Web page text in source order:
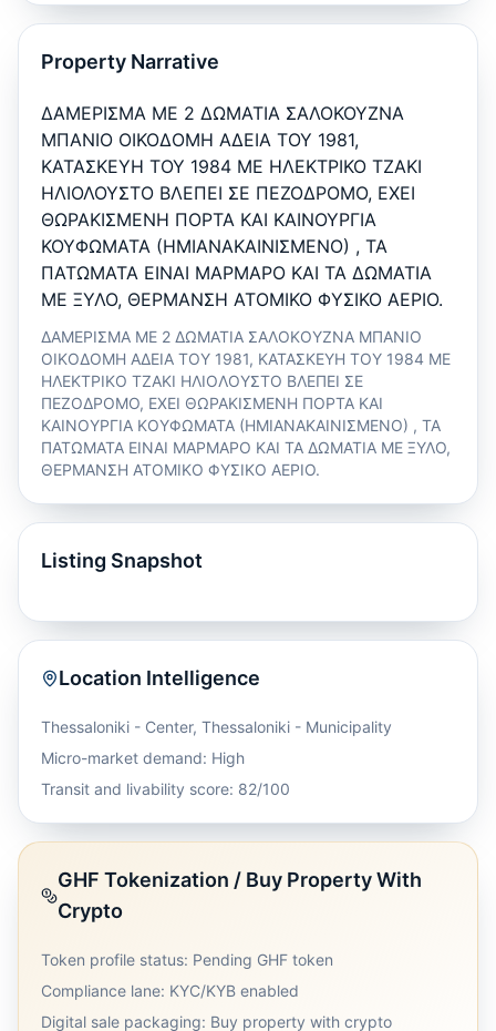
Property Narrative
ΔΑΜΕΡΙΣΜΑ ΜΕ 2 ΔΩΜΑΤΙΑ ΣΑΛΟΚΟΥΖΝΑ
ΜΠΑΝΙΟ ΟΙΚΟΔΟΜΗ ΑΔΕΙΑ ΤΟΥ 1981,
ΚΑΤΑΣΚΕΥΗ ΤΟΥ 1984 ΜΕ ΗΛΕΚΤΡΙΚΟ ΤΖΑΚΙ
ΗΛΙΟΛΟΥΣΤΟ ΒΛΕΠΕΙ ΣΕ ΠΕΖΟΔΡΟΜΟ, ΕΧΕΙ
ΘΩΡΑΚΙΣΜΕΝΗ ΠΟΡΤΑ ΚΑΙ ΚΑΙΝΟΥΡΓΙΑ
ΚΟΥΦΩΜΑΤΑ (ΗΜΙΑΝΑΚΑΙΝΙΣΜΕΝΟ) , ΤΑ
ΠΑΤΩΜΑΤΑ ΕΙΝΑΙ ΜΑΡΜΑΡΟ ΚΑΙ ΤΑ ΔΩΜΑΤΙΑ
ΜΕ ΞΥΛΟ, ΘΕΡΜΑΝΣΗ ΑΤΟΜΙΚΟ ΦΥΣΙΚΟ ΑΕΡΙΟ.
ΔΑΜΕΡΙΣΜΑ ΜΕ 2 ΔΩΜΑΤΙΑ ΣΑΛΟΚΟΥΖΝΑ ΜΠΑΝΙΟ
ΟΙΚΟΔΟΜΗ ΑΔΕΙΑ ΤΟΥ 1981, ΚΑΤΑΣΚΕΥΗ ΤΟΥ 1984 ΜΕ
ΗΛΕΚΤΡΙΚΟ ΤΖΑΚΙ ΗΛΙΟΛΟΥΣΤΟ ΒΛΕΠΕΙ ΣΕ
ΠΕΖΟΔΡΟΜΟ, ΕΧΕΙ ΘΩΡΑΚΙΣΜΕΝΗ ΠΟΡΤΑ ΚΑΙ
ΚΑΙΝΟΥΡΓΙΑ ΚΟΥΦΩΜΑΤΑ (ΗΜΙΑΝΑΚΑΙΝΙΣΜΕΝΟ) , ΤΑ
ΠΑΤΩΜΑΤΑ ΕΙΝΑΙ ΜΑΡΜΑΡΟ ΚΑΙ ΤΑ ΔΩΜΑΤΙΑ ΜΕ ΞΥΛΟ,
ΘΕΡΜΑΝΣΗ ΑΤΟΜΙΚΟ ΦΥΣΙΚΟ ΑΕΡΙΟ.
Listing Snapshot
Location Intelligence
Thessaloniki - Center, Thessaloniki - Municipality
Micro-market demand: High
Transit and livability score: 82/100
GHF Tokenization / Buy Property With
Crypto
Token profile status: Pending GHF token
Compliance lane: KYC/KYB enabled
Digital sale packaging: Buy property with crypto